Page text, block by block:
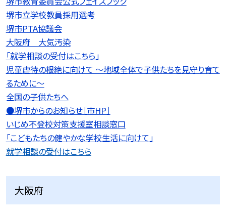
堺市立学校教員採用選考
堺市PTA協議会
大阪府 大気汚染
「就学相談の受付はこちら」
児童虐待の根絶に向けて 〜地域全体で子供たちを見守り育て
るために〜
全国の子供たちへ
●堺市からのお知らせ［市HP］
いじめ不登校対策支援室相談窓口
「こどもたちの健やかな学校生活に向けて」
就学相談の受付はこちら
大阪府